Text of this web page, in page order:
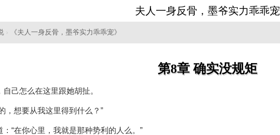
夫人一身反骨，墨爷实力乖乖宠
› 《夫人一身反骨，墨爷实力乖乖宠》
第8章 确实没规矩
己怎么在这里跟她胡扯。
，想要从我这里得到什么？”
“在你心里，我就是那种势利的人么。”